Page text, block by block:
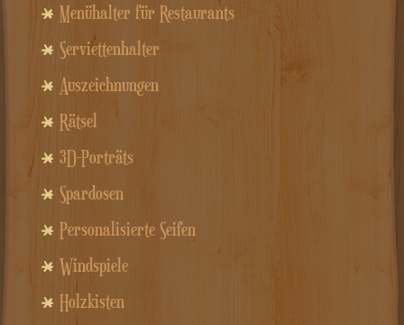
Menühalter für Restaurants
Serviettenhalter
Auszeichnungen
Rätsel
3D-Porträts
Spardosen
Personalisierte Seifen
Windspiele
Holzkisten